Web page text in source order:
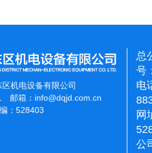
机电设备有限公司
邮箱： info@dqjd.com.cn
：528403
总
号
电
网
公